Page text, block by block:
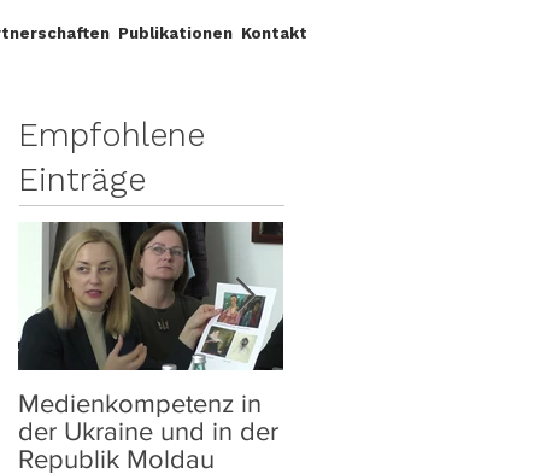
Publikationen Kontakt
Empfohlene
Einträge
Medienkompetenz in
der Ukraine und in der
Republik Moldau